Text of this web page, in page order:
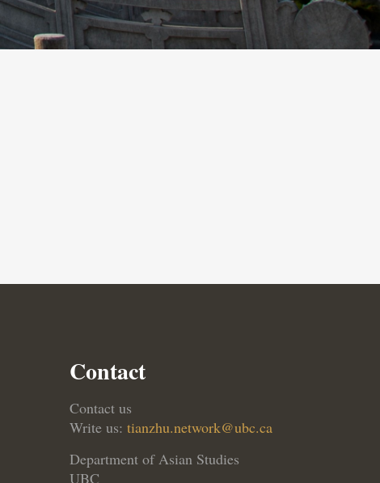
Contact
Contact us
Write us: tianzhu.network@ubc.ca
Department of Asian Studies
UBC